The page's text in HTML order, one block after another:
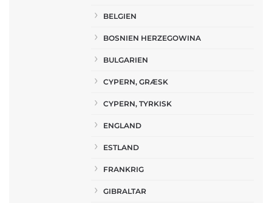
BELGIEN
BOSNIEN HERZEGOWINA
BULGARIEN
CYPERN, GRÆSK
CYPERN, TYRKISK
ENGLAND
ESTLAND
FRANKRIG
GIBRALTAR